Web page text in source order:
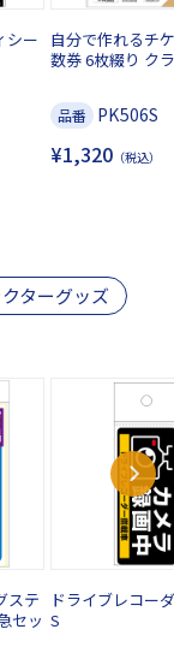
シー
自分で作れるチ
数券 6枚綴り ク
品番 PK506S
¥1,320 （税込）
ターグッズ
ステ
セッ
ドライブレコー
S